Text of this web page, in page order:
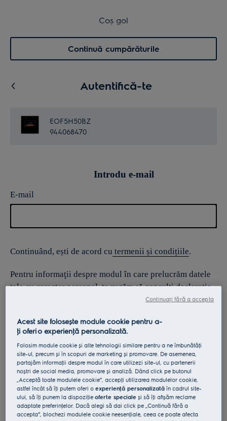
Menu 0
Coș de cumpărături
Coș gol
Continuă cumpărăturile
Autentifică-te
EOF5H50BZ
944068470
Introdu e-mail
E-mail
Continuând, ești de acord cu termenii și condițiile.
Pentru informaţii despre modul în care prelucrăm datele
tale cu caracter personal, te rugăm să consulţi declaraţia
Acest site folosește module cookie pentru a-
ţi oferi o experienţă personalizată.
Folosim module cookie și alte tehnologii similare pentru a ne îmbunătăţi
site-ul, precum și în scopuri de marketing și promovare. De asemenea,
partajăm informaţii despre modul în care utilizezi site-ul, cu partenerii
noștri de social media, promovare și analiză. Dând click pe butonul
„Acceptă toate modulele cookie”, accepţi utilizarea modulelor cookie,
astfel încât să îţi putem oferi oexperienţă personalizată în cadrul site-
ului, să îţi punem la dispoziţieoferte speciale și să îţi afișăm reclame
adaptate preferinţelor. Dacă alegi să dai click pe „Continuă fără a
accepta”, blochezi modulele cookie neesenţiale, ceea ce poate afecta
Continuați fără a accepta